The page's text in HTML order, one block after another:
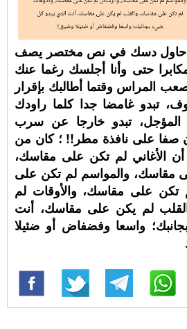
أحاول دسك في نص مختصر يصف
حتى وأنا أجلسك رغما عنك
المراس وقتما أطالبك بإقرار
تبدو غامضا جدا كلما راودك
المؤجل، تبدو خارجا عن سرب
صفا على نافذة مطر!! ؛ كان من
الأغاني لم تكن على مقاسك،
مقاسك، والمواسم لم تكن على
تكن على مقاسك، والأوقات لم
لم يكن على مقاسك، أنت
واسعا وفضفاض أو ضئيلا